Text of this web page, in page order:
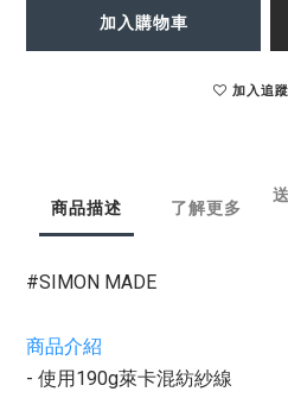
加入購物車
加入追
商品描述 了解更多
#SIMON MADE
商品介紹
- 使用190g萊卡混紡紗線